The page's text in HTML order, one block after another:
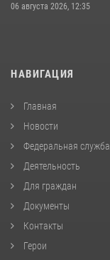
06 августа 2026, 12:35
НАВИГАЦИЯ
Главная
Новости
Федеральная служба
Деятельность
Для граждан
Документы
Контакты
Герои